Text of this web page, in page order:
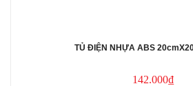
TỦ ĐIỆN NHỰA ABS
142.000₫